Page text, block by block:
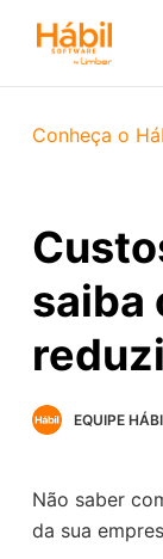
l
o
o
ú
d
Conheça o
saiba
EQUIPE
Não saber
da sua